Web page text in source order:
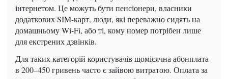
інтернетом. Це можуть бути пенсіонери, власники
додаткових SIM-карт, люди, які переважно сидять на
домашньому Wi-Fi, або ті, кому номер потрібен лише
для екстрених дзвінків.
Для таких категорій користувачів щомісячна абонплата
в 200–450 гривень часто є зайвою витратою. Оплата за